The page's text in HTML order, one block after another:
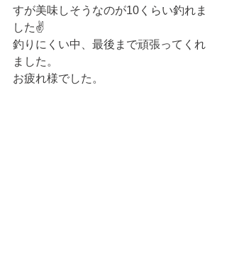
すが美味しそうなのが10くらい釣れま
した✌️
釣りにくい中、最後まで頑張ってくれ
ました。
お疲れ様でした。